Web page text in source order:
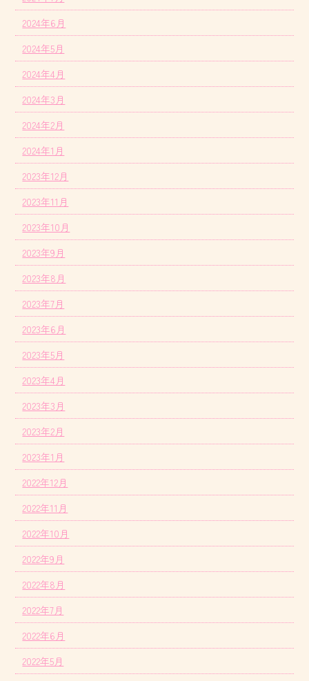
2024年6月
2024年5月
2024年4月
2024年3月
2024年2月
2024年1月
2023年12月
2023年11月
2023年10月
2023年9月
2023年8月
2023年7月
2023年6月
2023年5月
2023年4月
2023年3月
2023年2月
2023年1月
2022年12月
2022年11月
2022年10月
2022年9月
2022年8月
2022年7月
2022年6月
2022年5月